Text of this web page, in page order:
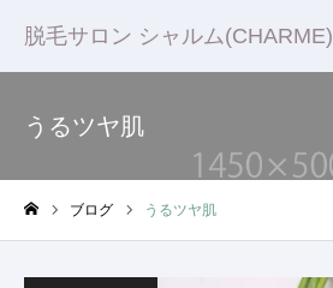
脱毛サロン シャルム(CHARME)
うるツヤ肌
ブログ うるツヤ肌